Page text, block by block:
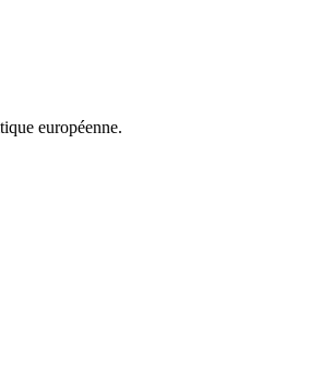
européenne.